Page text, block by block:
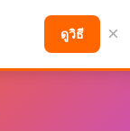
ดูวิธี ×